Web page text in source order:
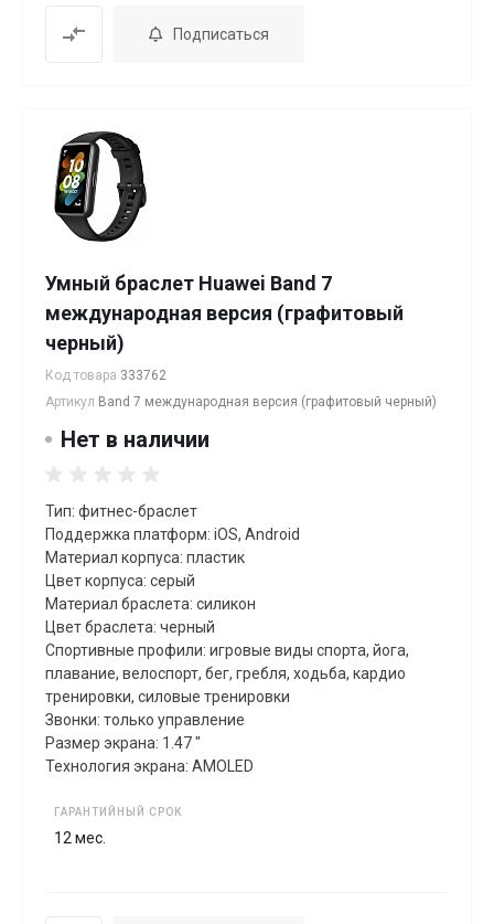
Подписаться
Умный браслет Huawei Band 7
международная версия (графитовый
черный)
Код товара 333762
Артикул Band 7 международная версия (графитовый черный)
Нет в наличии
Тип: фитнес-браслет
Поддержка платформ: iOS, Android
Материал корпуса: пластик
Цвет корпуса: серый
Материал браслета: силикон
Цвет браслета: черный
Спортивные профили: игровые виды спорта, йога,
плавание, велоспорт, бег, гребля, xодьба, кардио
тренировки, силовые тренировки
Звонки: только управление
Размер экрана: 1.47 "
Технология экрана: AMOLED
ГАРАНТИЙНЫЙ СРОК
12 мес.